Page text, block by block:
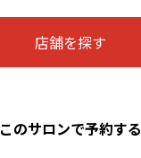
店舗を探す
このサロンで予約する